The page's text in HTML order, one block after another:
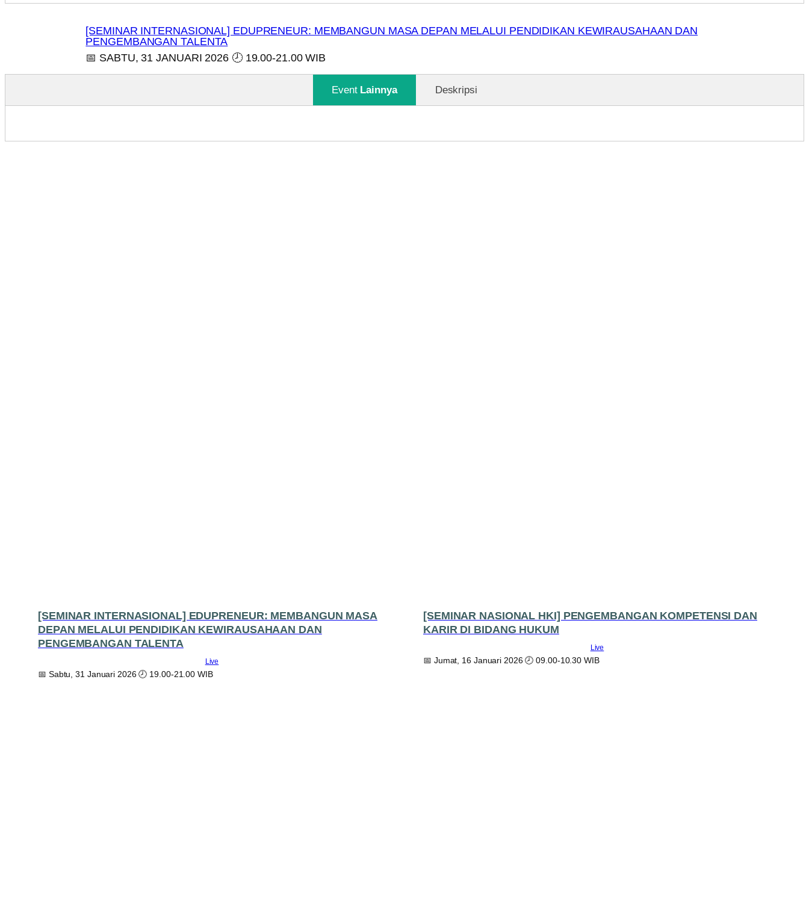
[SEMINAR INTERNASIONAL] EDUPRENEUR: MEMBANGUN MASA DEPAN MELALUI PENDIDIKAN KEWIRAUSAHAAN DAN
PENGEMBANGAN TALENTA
📅 SABTU, 31 JANUARI 2026 🕗 19.00-21.00 WIB
Event Lainnya Deskripsi
[SEMINAR INTERNASIONAL] EDUPRENEUR: MEMBANGUN MASA
DEPAN MELALUI PENDIDIKAN KEWIRAUSAHAAN DAN
PENGEMBANGAN TALENTA
Live
📅 Sabtu, 31 Januari 2026 🕗 19.00-21.00 WIB
[SEMINAR NASIONAL HKI] PENGEMBANGAN KOMPETENSI DAN
KARIR DI BIDANG HUKUM
Live
📅 Jumat, 16 Januari 2026 🕗 09.00-10.30 WIB